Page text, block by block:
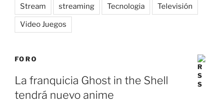
Stream streaming Tecnologia Televisión
Video Juegos
FORO
La franquicia Ghost in the Shell
tendrá nuevo anime